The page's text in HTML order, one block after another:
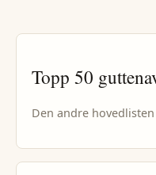
Topp 50
Den andre